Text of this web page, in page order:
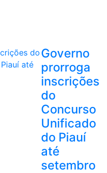
Governo
prorroga
inscrições
do
Concurso
Unificado
do Piauí
até
setembro